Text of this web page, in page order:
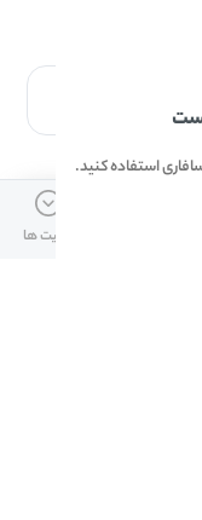
آپدیت ها
استفاده کنید.